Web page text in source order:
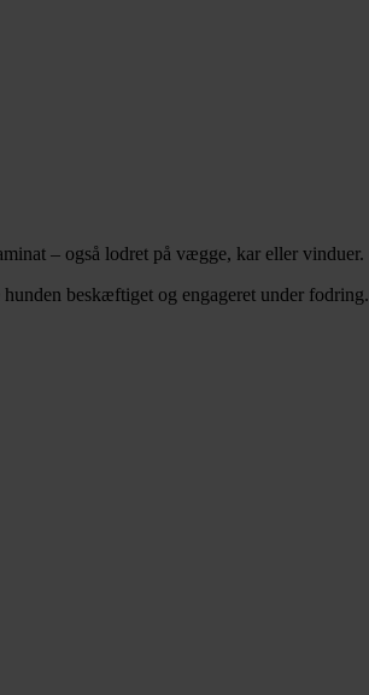
– også lodret på vægge, kar eller vinduer.
beskæftiget og engageret under fodring.